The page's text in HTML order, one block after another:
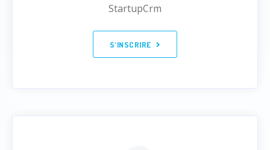
StartupCrm
S'INSCRIRE